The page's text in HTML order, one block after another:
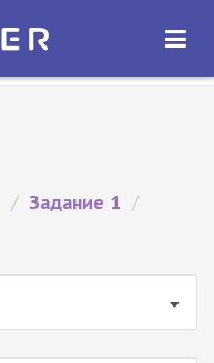
ОТКРЫТЬ
/ Задание 1 /